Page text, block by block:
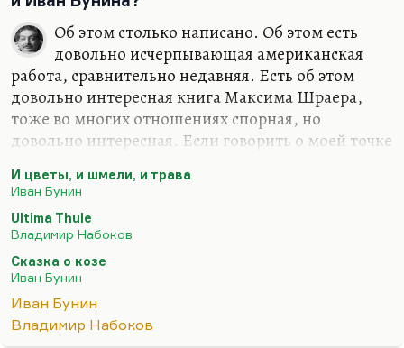
Кстати, я думаю, что до некоторой степени
антиутопией Бунина являются «Темные аллеи», 49
историй о трагической любви.…
Об этом столько написано. Об этом есть
довольно исчерпывающая американская
работа, сравнительно недавняя. Есть об этом
довольно интересная книга Максима Шраера,
тоже во многих отношениях спорная, но
довольно интересная. Если говорить о моей точке
не правы те, кто подчеркивает враждебность их
взаимоотношений. Все-таки большинство
отзывов о Набокове, которые мы знаем от
Бунина, довольно комплиментарны.
мальчишка выхватил пистолет и уложил всех
стариков, включая меня»
общем… Единственный негативный отзыв
Бунина мы знаем в передаче самого Набокова:
И цветы, и шмели, и трава
Иван Бунин
Ultima Thule
Владимир Набоков
Сказка о козе
Иван Бунин
Иван Бунин
Владимир Набоков